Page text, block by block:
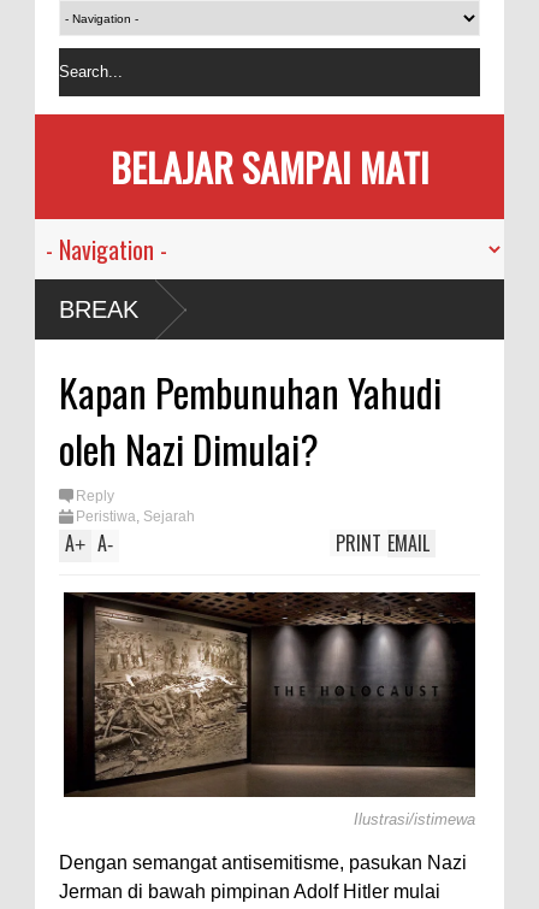
BELAJAR SAMPAI MATI
BREAK
Kapan Pembunuhan Yahudi
oleh Nazi Dimulai?
Reply
Peristiwa, Sejarah
A+ A- EMAIL
PRINT
Ilustrasi/istimewa
Dengan semangat antisemitisme, pasukan Nazi
Jerman di bawah pimpinan Adolf Hitler mulai